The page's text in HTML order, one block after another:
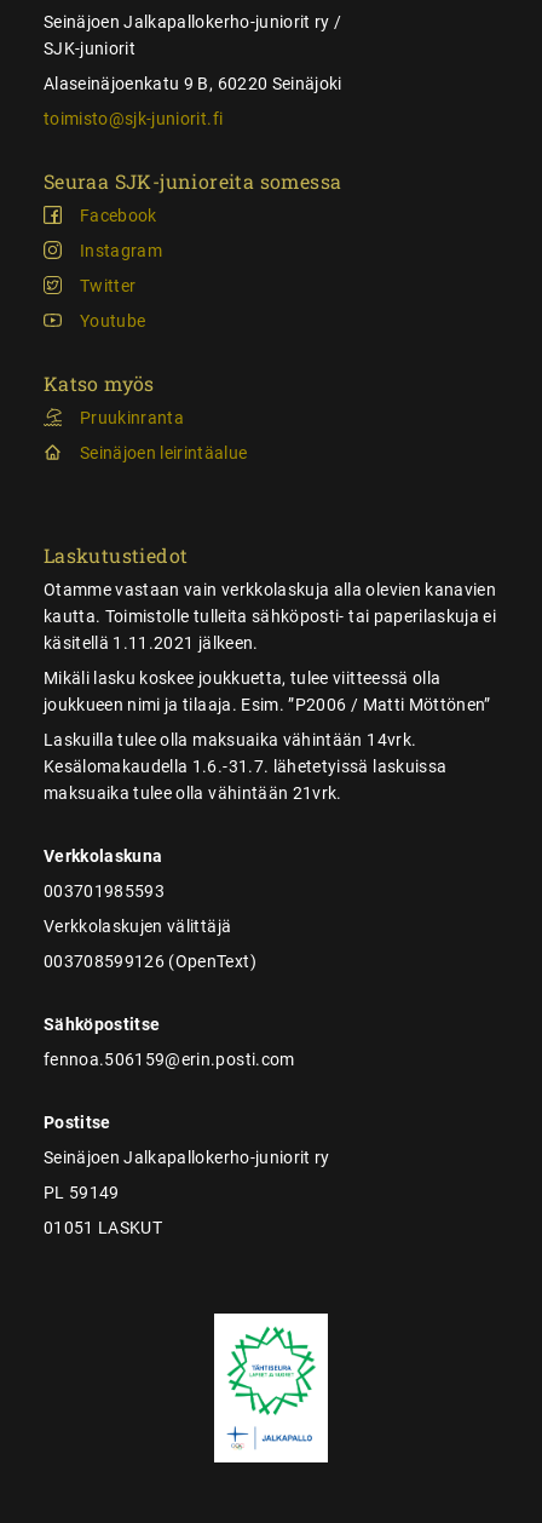
Seinäjoen Jalkapallokerho-juniorit ry /
SJK-juniorit
Alaseinäjoenkatu 9 B, 60220 Seinäjoki
toimisto@sjk-juniorit.fi
Seuraa SJK-junioreita somessa
Facebook
Instagram
Twitter
Youtube
Katso myös
Pruukinranta
Seinäjoen leirintäalue
Laskutustiedot
Otamme vastaan vain verkkolaskuja alla olevien kanavien
kautta. Toimistolle tulleita sähköposti- tai paperilaskuja ei
käsitellä 1.11.2021 jälkeen.
Mikäli lasku koskee joukkuetta, tulee viitteessä olla
joukkueen nimi ja tilaaja. Esim. ”P2006 / Matti Möttönen”
Laskuilla tulee olla maksuaika vähintään 14vrk.
Kesälomakaudella 1.6.-31.7. lähetetyissä laskuissa
maksuaika tulee olla vähintään 21vrk.
Verkkolaskuna
003701985593
Verkkolaskujen välittäjä
003708599126 (OpenText)
Sähköpostitse
fennoa.506159@erin.posti.com
Postitse
Seinäjoen Jalkapallokerho-juniorit ry
PL 59149
01051 LASKUT